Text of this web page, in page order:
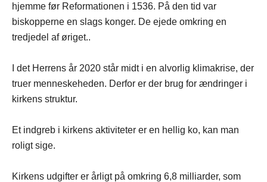
hjemme før Reformationen i 1536. På den tid var
biskopperne en slags konger. De ejede omkring en
tredjedel af øriget..
I det Herrens år 2020 står midt i en alvorlig klimakrise, der
truer menneskeheden. Derfor er der brug for ændringer i
kirkens struktur.
Et indgreb i kirkens aktiviteter er en hellig ko, kan man
roligt sige.
Kirkens udgifter er årligt på omkring 6,8 milliarder, som